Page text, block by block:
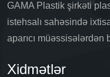
GAMA Plastik şirkəti
istehsalı sahəsində
aparıcı müəssisələrdən
Xidmətlər